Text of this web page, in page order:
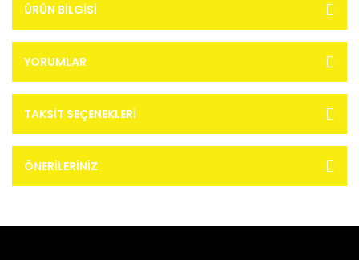
ÜRÜN BILGISI
YORUMLAR
TAKSIT SEÇENEKLERI
ÖNERILERINIZ